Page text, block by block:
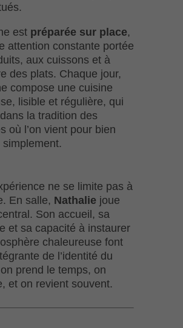
est préparée sur place,
attention constante portée
aux cuissons et à
des plats. Chaque jour,
compose une cuisine
lisible et régulière, qui
la tradition des
où l’on vient pour bien
simplement.
ne se limite pas à
En salle, Nathaliejoue
Son accueil, sa
et sa capacité à instaurer
chaleureuse font
de l’identité du
prend le temps, on
et on revient souvent.